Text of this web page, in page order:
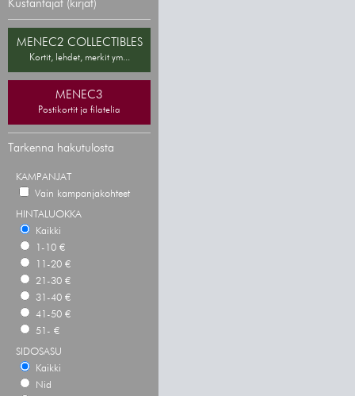
Kustantajat (kirjat)
MENEC2 COLLECTIBLES
Kortit, lehdet, merkit ym...
MENEC3
Postikortit ja filatelia
Tarkenna hakutulosta
KAMPANJAT
Vain kampanjakohteet
HINTALUOKKA
Kaikki
1-10 €
11-20 €
21-30 €
31-40 €
41-50 €
51- €
SIDOSASU
Kaikki
Nid